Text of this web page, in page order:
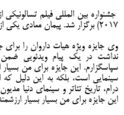
۲۰۱۷) برگزار شد. پیمان معادی یکی از اعضای هیئت داوران این جشنواره بود.
وی جایزه ویژه هیات داروان را برای
نداشت در یک پیام ویدئویی
سپاسگزارم. این جایزه برای من
سینمایی است، بلکه به این دلیل
درام، تاریخ تئاتر و سینمای دنیا
این جایزه برای من بسیار بسیار